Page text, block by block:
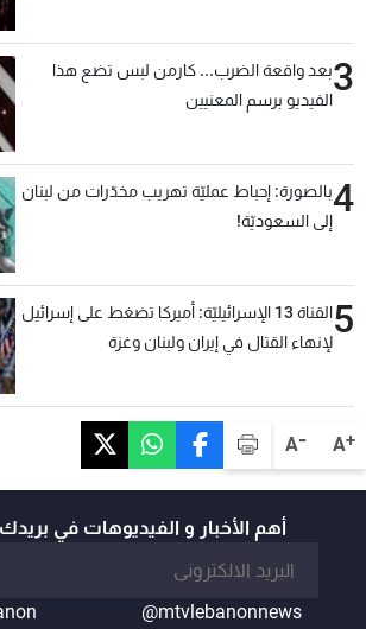
A+
A-
3بعد واقعة الضرب... كارمن لبس تضع هذا
الفيديو برسم المعنيين
4بالصورة: إحباط عمليّة تهريب مخدّرات من لبنان
إلى السعوديّة!
5
القناة 13 الإسرائيليّة: أميركا تضغط على إسرائيل
لإنهاء القتال في إيران ولبنان وغزة
أهم الأخبار و الفيديوهات في بريدك
@mtvlebanonnews